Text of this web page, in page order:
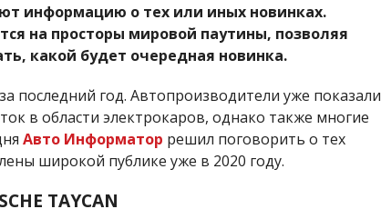
информацию о тех или иных новинках.
на просторы мировой паутины, позволяя
какой будет очередная новинка.
последний год. Автопроизводители уже показали
в области электрокаров, однако также многие
Авто Информатор решил поговорить о тех
широкой публике уже в 2020 году.
TAYCAN